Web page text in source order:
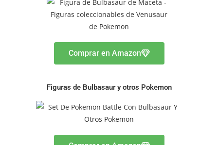
Comprar en Amazon
Figuras de Bulbasaur y otros Pokemon